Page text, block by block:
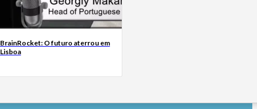
BrainRocket: O futuro aterrou em
Lisboa